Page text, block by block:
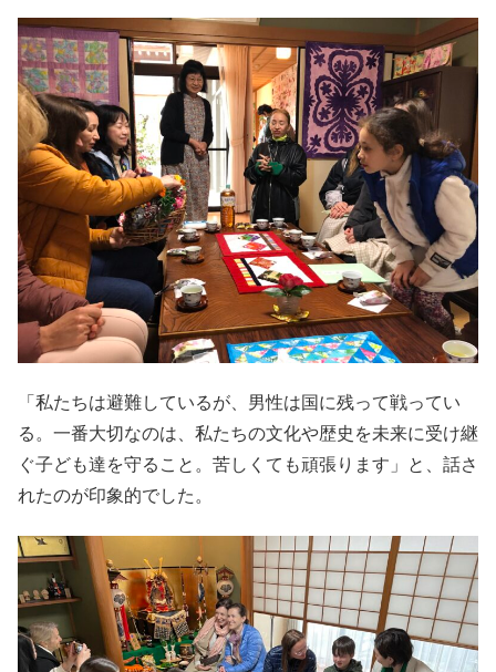
「私たちは避難しているが、男性は国に残って戦ってい
る。一番大切なのは、私たちの文化や歴史を未来に受け継
ぐ子ども達を守ること。苦しくても頑張ります」と、話さ
れたのが印象的でした。